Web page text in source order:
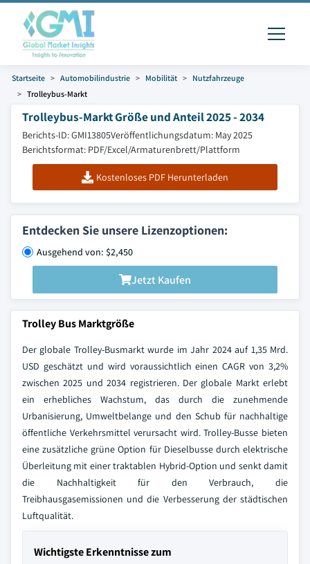
Startseite Automobilindustrie Mobilität
Nutzfahrzeuge
Trolleybus-Markt
Trolleybus-Markt Größe und Anteil 2025 - 2034
Berichts-ID: GMI13805Veröffentlichungsdatum: May 2025
Berichtsformat: PDF/Excel/Armaturenbrett/Plattform
Kostenloses PDF Herunterladen
Entdecken Sie unsere Lizenzoptionen:
Ausgehend von: $2,450
Jetzt Kaufen
Trolley Bus Marktgröße
Der globale Trolley-Busmarkt wurde im Jahr 2024 auf 1,35 Mrd.
USD geschätzt und wird voraussichtlich einen CAGR von 3,2%
zwischen 2025 und 2034 registrieren. Der globale Markt erlebt
ein erhebliches Wachstum, das durch die zunehmende
Urbanisierung, Umweltbelange und den Schub für nachhaltige
öffentliche Verkehrsmittel verursacht wird. Trolley-Busse bieten
eine zusätzliche grüne Option für Dieselbusse durch elektrische
Überleitung mit einer traktablen Hybrid-Option und senkt damit
die Nachhaltigkeit für den Verbrauch, die
Treibhausgasemissionen und die Verbesserung der städtischen
Luftqualität.
Wichtigste Erkenntnisse zum